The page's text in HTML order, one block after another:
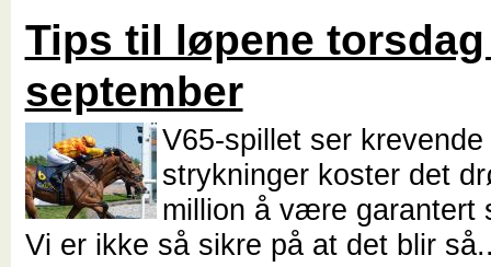
Tips til løpene torsdag
september
V65-spillet ser
strykninger koster det
million å være garantert
Vi er ikke så sikre på at det blir